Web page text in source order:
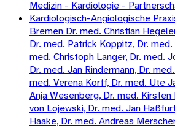
Medizin - Kardiologie -
Kardiologisch-Angiologische
Bremen Dr. med. Christian
Dr. med. Patrick Koppitz, Dr.
med. Christoph Langer, Dr. med.
Dr. med. Jan Rindermann, Dr.
med. Verena Korff, Dr. med. Ute
Anja Wesenberg, Dr. med.
von Lojewski, Dr. med. Jan
Haake, Dr. med. Andreas